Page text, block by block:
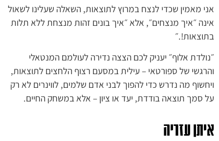
אני מאמין שכדי לנצח במרוץ לתוצאות, השאלה שעלינו לשאול
אינה ״איך מנצחים״, אלא ״איך בונים זהות מנצחת ללא תלות
בתוצאות!.״
״נולדת אלוף״ יעניק לכם הצצה נדירה לעולמם המנטאלי
והרגשי של ספורטאי – עילית במסעם רצוף הלחצים לתוצאות,
ויחשוף מה נדרש כדי להפוך לבני אדם שלמים, לווינרים לא רק
על סמך תוצאה בודדת, יעד או ציון – אלא במשחק החיים.
איתן עזריה